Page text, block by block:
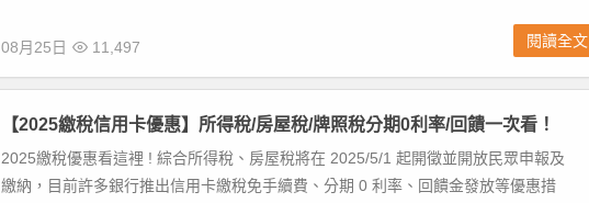
08月25日 11,497 閱讀全文
【2025繳稅信用卡優惠】所得稅/房屋稅/牌照稅分期0利率/回饋一次看！
2025繳稅優惠看這裡 ! 綜合所得稅、房屋稅將在 2025/5/1 起開徵並開放民眾申報及
繳納，目前許多銀行推出信用卡繳稅免手續費、分期 0 利率、回饋金發放等優惠措